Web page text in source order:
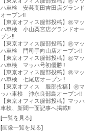
ハ車検 安芸高田吉田店グランド
オープン‼️
【東京オフィス服部投稿】㊗️マッ
ハ車検 小山粟宮店グランドオー
プン‼️
【東京オフィス服部投稿】㊗️マッ
ハ車検 門司手向山店オープン‼️
【東京オフィス服部投稿】㊗️マッ
ハ車検 マッハ号初優勝‼️
【東京オフィス服部投稿】㊗️マッ
ハ車検 七尾店オープン‼️
【東京オフィス 服部投稿】㊗️マ
ッハ車検 沖永良部島オープン‼️
【東京オフィス服部投稿】マッハ
車検、新聞一面記事へ掲載‼️
[一覧を見る]
[画像一覧を見る]